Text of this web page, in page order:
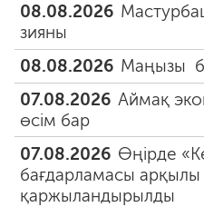
08.08.2026
зияны
08.08.2026 Маңызы
07.08.2026 Аймақ
өсім бар
07.08.2026 Өңірде
бағдарламасы
қаржыландырылды